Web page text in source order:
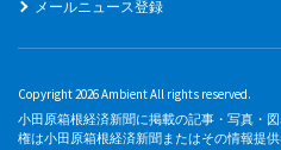
メールニュース登録
Copyright 2026 Ambient All rights reserved.
小田原箱根経済新聞に掲載の記事・写真・
権は小田原箱根経済新聞またはその情報提供